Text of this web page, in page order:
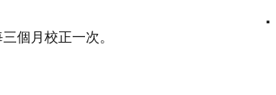
．
個月校正一次。